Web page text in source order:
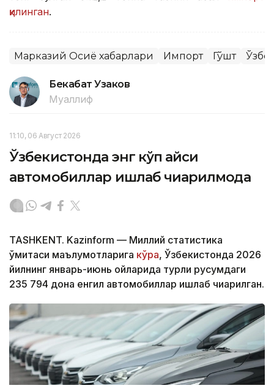
қилинган.
Марказий Осиё хабарлари Импорт Гўшт
Бекабат Узаков
Муаллиф
11:10, 06 Август 2026
Ўзбекистонда энг кўп қайси
автомобиллар ишлаб чиқарилмоқда
TASHKENT. Kazinform — Миллий статистика
қўмитаси маълумотларига кўра, Ўзбекистонда 2026
йилнинг январь-июнь ойларида турли русумдаги
235 794 дона енгил автомобиллар ишлаб чиқарилган.